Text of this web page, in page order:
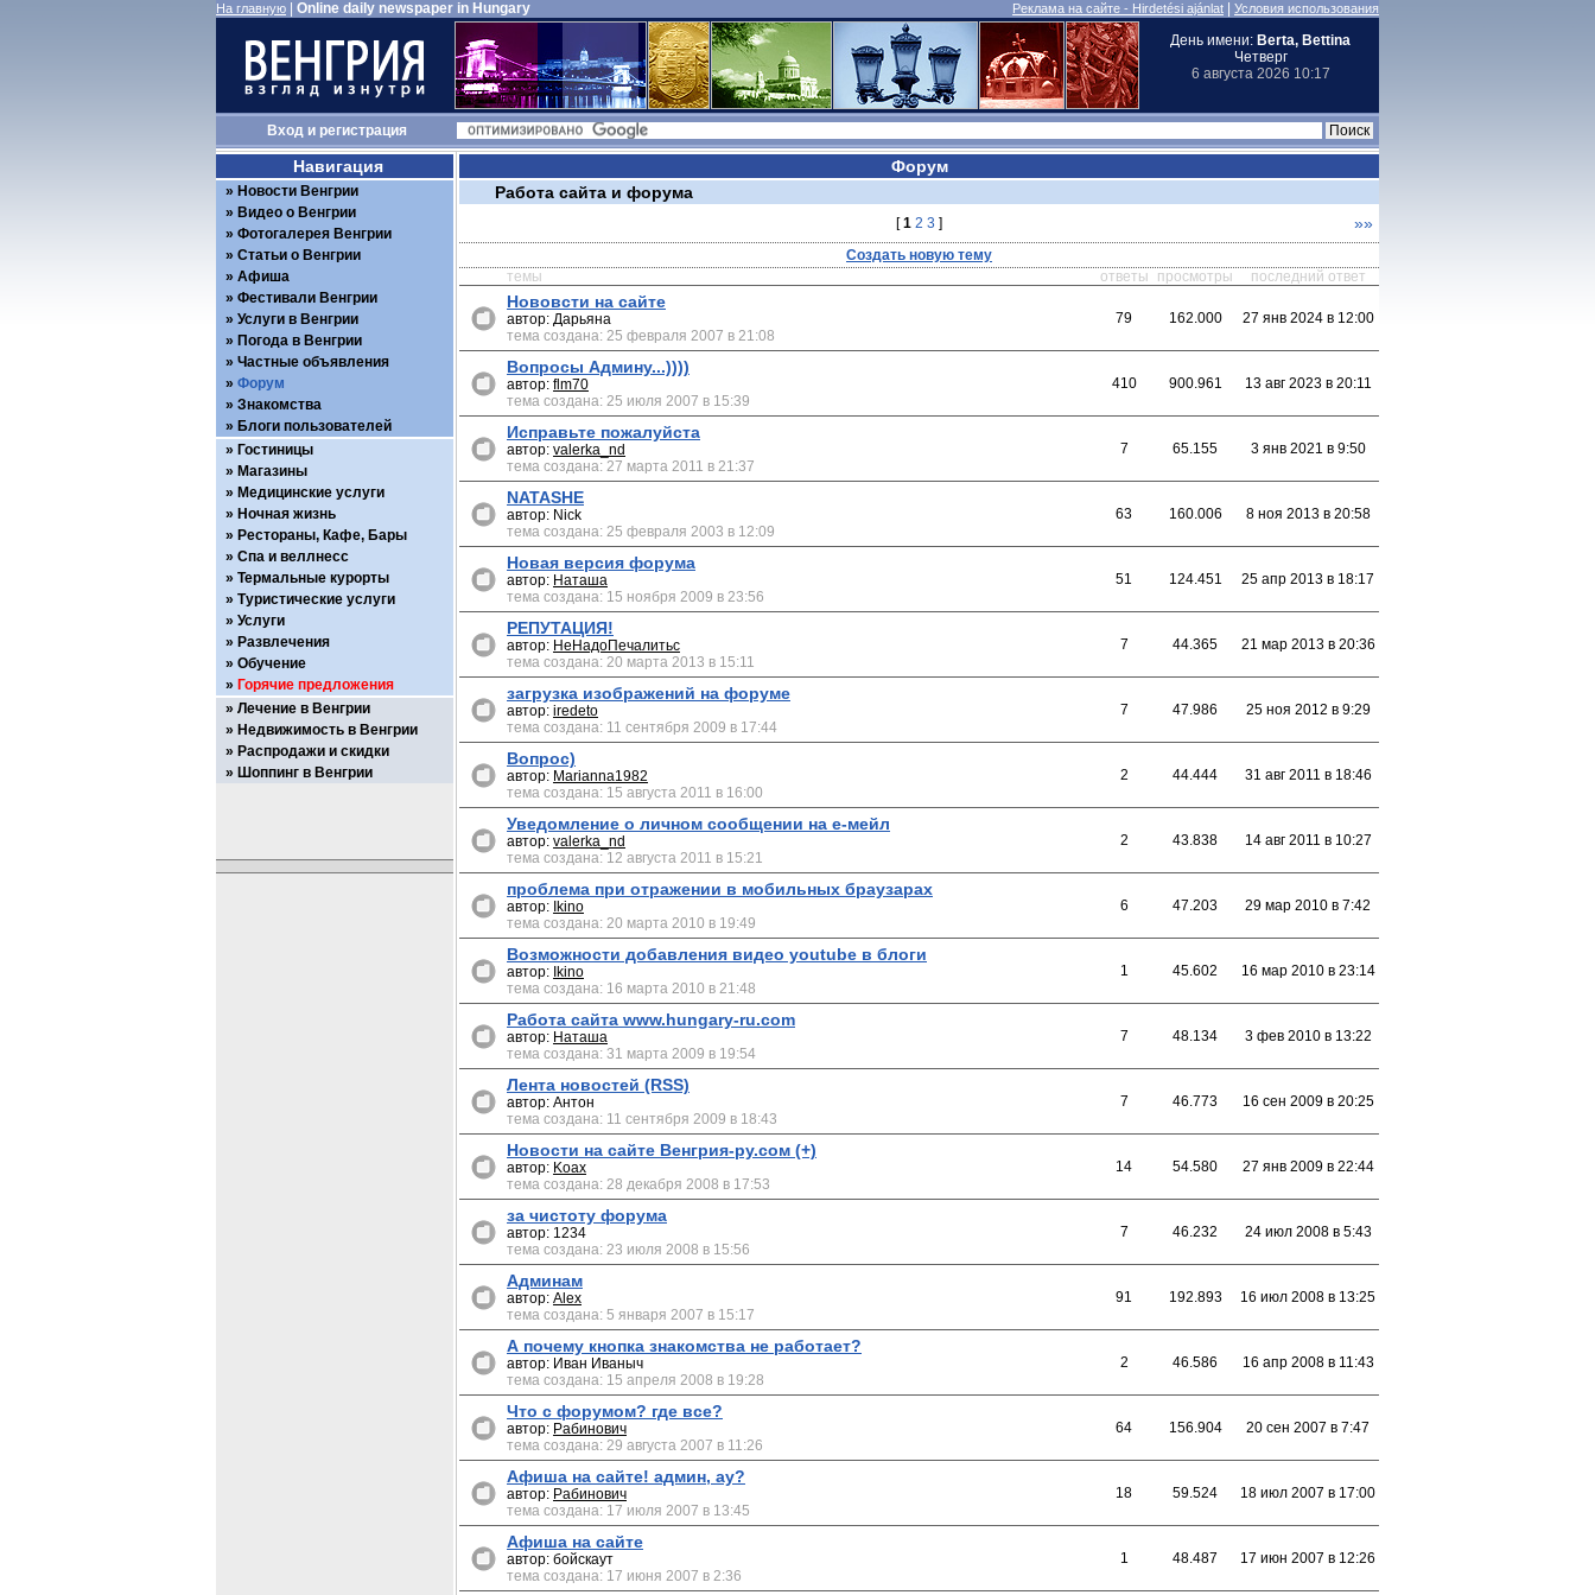
На главную Online daily newspaper in Hungary Реклама на сайте - Hirdetési ajánlat Условия использования
День имени: Berta, Bettina
Четверг
6 августа 2026 10:17
Входи регистрация
Форум
Работа сайта и форума
[1 2 3 ] »»
Создать новую тему
темы
ответы просмотры последний ответ
Нововсти на сайте
автор: Дарьяна
тема создана: 25 февраля 2007 в 21:08
79 162.000 27 янв 2024 в 12:00
Вопросы Админу...))))
автор: flm70
тема создана: 25 июля 2007 в 15:39
410 900.961 13 авг 2023 в 20:11
Исправьте пожалуйста
автор: valerka_nd
тема создана: 27 марта 2011 в 21:37
7 65.155 3 янв 2021 в 9:50
NATASHE
автор: Nick
тема создана: 25 февраля 2003 в 12:09
63 160.006 8 ноя 2013 в 20:58
Новая версия форума
автор: Наташа
тема создана: 15 ноября 2009 в 23:56
51 124.451 25 апр 2013 в 18:17
РЕПУТАЦИЯ!
автор: НеНадоПечалитьс
тема создана: 20 марта 2013 в 15:11
7 44.365 21 мар 2013 в 20:36
загрузка изображений на форуме
автор: iredeto
тема создана: 11 сентября 2009 в 17:44
7 47.986 25 ноя 2012 в 9:29
Вопрос)
автор: Marianna1982
тема создана: 15 августа 2011 в 16:00
2 44.444 31 авг 2011 в 18:46
Уведомление о личном сообщении на е-мейл
автор: valerka_nd
тема создана: 12 августа 2011 в 15:21
2 43.838 14 авг 2011 в 10:27
проблема при отражении в мобильных браузарах
автор: Ikino
тема создана: 20 марта 2010 в 19:49
6 47.203 29 мар 2010 в 7:42
Возможности добавления видео youtube в блоги
автор: Ikino
тема создана: 16 марта 2010 в 21:48
1 45.602 16 мар 2010 в 23:14
Работа сайта www.hungary-ru.com
автор: Наташа
тема создана: 31 марта 2009 в 19:54
7 48.134 3 фев 2010 в 13:22
Лента новостей (RSS)
автор: Антон
тема создана: 11 сентября 2009 в 18:43
7 46.773 16 сен 2009 в 20:25
Новости на сайте Венгрия-ру.сом (+)
автор: Koax
тема создана: 28 декабря 2008 в 17:53
14 54.580 27 янв 2009 в 22:44
за чистоту форума
автор: 1234
тема создана: 23 июля 2008 в 15:56
7 46.232 24 июл 2008 в 5:43
Админам
автор: Alex
тема создана: 5 января 2007 в 15:17
91 192.893 16 июл 2008 в 13:25
А почему кнопка знакомства не работает?
автор: Иван Иваныч
тема создана: 15 апреля 2008 в 19:28
2 46.586 16 апр 2008 в 11:43
Что с форумом? где все?
автор: Рабинович
тема создана: 29 августа 2007 в 11:26
64 156.904 20 сен 2007 в 7:47
Афиша на сайте! админ, ау?
автор: Рабинович
тема создана: 17 июля 2007 в 13:45
18 59.524 18 июл 2007 в 17:00
Афиша на сайте
автор: бойскаут
тема создана: 17 июня 2007 в 2:36
1 48.487 17 июн 2007 в 12:26
Навигация
Новости Венгрии
Видео о Венгрии
Фотогалерея Венгрии
Статьи о Венгрии
Афиша
Фестивали Венгрии
Услуги в Венгрии
Погода в Венгрии
Частные объявления
Форум
Знакомства
Блоги пользователей
Гостиницы
Магазины
Медицинские услуги
Ночная жизнь
Рестораны, Кафе, Бары
Спа и веллнесс
Термальные курорты
Туристические услуги
Услуги
Развлечения
Обучение
Горячие предложения
Лечение в Венгрии
Недвижимость в Венгрии
Распродажи и скидки
Шоппинг в Венгрии